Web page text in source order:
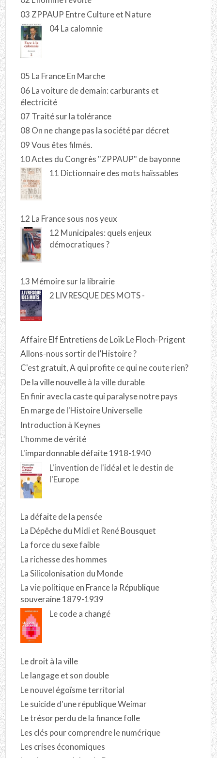
03 ZPPAUP Entre Culture et Nature
04 La calomnie
05 La France En Marche
06 La voiture de demain: carburants et
électricité
07 Traité sur la tolérance
08 On ne change pas la société par décret
09 Vous êtes filmés.
10 Actes du Congrès "ZPPAUP" de bayonne
11 Dictionnaire des mots haïssables
12 La France sous nos yeux
12 Municipales: quels enjeux
démocratiques ?
13 Mémoire sur la librairie
2 LIVRESQUE DES MOTS -
Affaire Elf Entretiens de Loïk Le Floch-Prigent
Allons-nous sortir de l'Histoire ?
C'est gratuit, A qui profite ce qui ne coute rien?
De la ville nouvelle à la ville durable
En finir avec la caste qui paralyse notre pays
En marge de l'Histoire Universelle
Introduction à Keynes
L'homme de vérité
L'impardonnable défaite 1918-1940
L'invention de l'idéal et le destin de
l'Europe
La défaite de la pensée
La Dépêche du Midi et René Bousquet
La force du sexe faible
La richesse des hommes
La Silicolonisation du Monde
La vie politique en France la République
souveraine 1879-1939
Le code a changé
Le droit à la ville
Le langage et son double
Le nouvel égoïsme territorial
Le suicide d'une république Weimar
Le trésor perdu de la finance folle
Les clés pour comprendre le numérique
Les crises économiques